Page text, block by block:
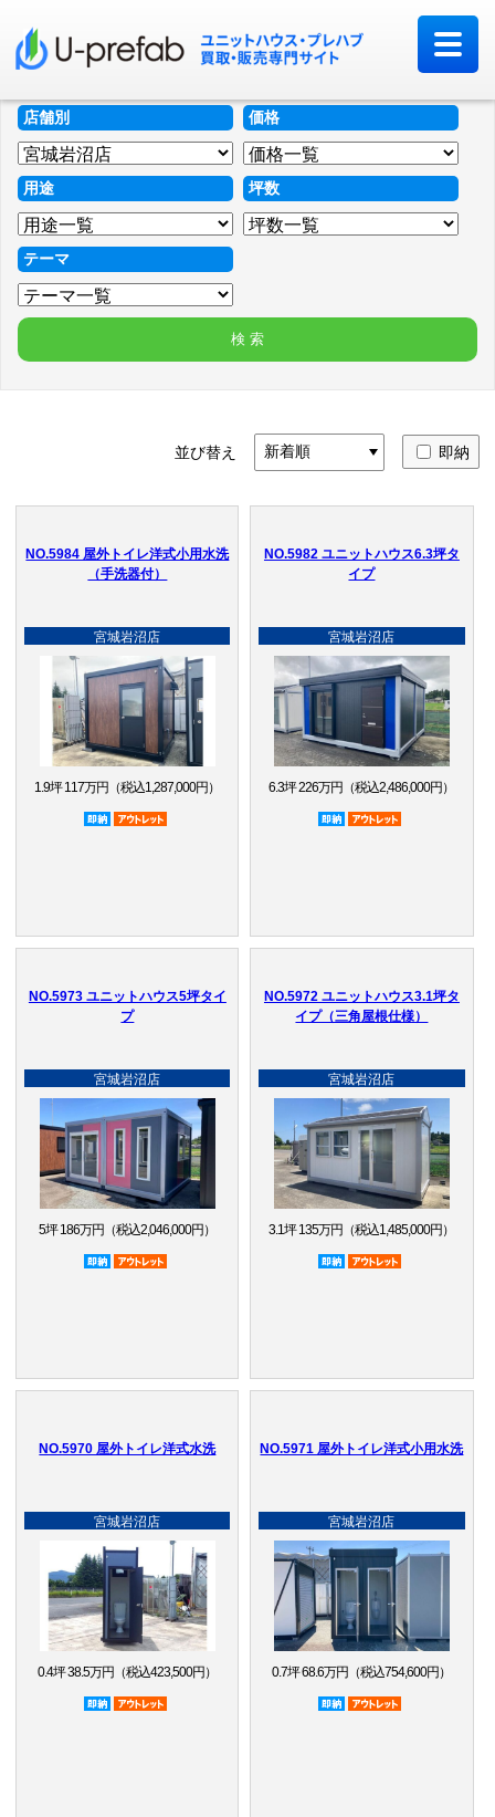
店舗別 価格
用途 坪数
テーマ
並び替え 即納
NO.5984 屋外トイレ洋式小用水洗
（手洗器付）
宮城岩沼店
1.9坪 117万円（税込1,287,000円）
即納品
NO.5982 ユニットハウス6.3坪タ
イプ
宮城岩沼店
6.3坪 226万円（税込2,486,000円）
即納品
NO.5973 ユニットハウス5坪タイ
プ
宮城岩沼店
5坪 186万円（税込2,046,000円）
即納品
NO.5972 ユニットハウス3.1坪タ
イプ（三角屋根仕様）
宮城岩沼店
3.1坪 135万円（税込1,485,000円）
即納品
NO.5970 屋外トイレ洋式水洗
宮城岩沼店
0.4坪 38.5万円（税込423,500円）
即納品
NO.5971 屋外トイレ洋式小用水洗
宮城岩沼店
0.7坪 68.6万円（税込754,600円）
即納品